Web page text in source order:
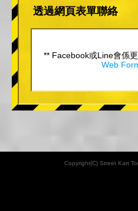
透過網頁表單聯絡
** Facebook或Line會係
Web
Copyright(C) Street Kart